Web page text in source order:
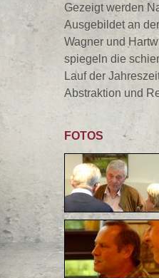
Gezeigt werden
Ausgebildet an
Wagner und
spiegeln die
Lauf der
Abstraktion und
FOTOS